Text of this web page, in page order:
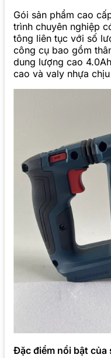
Gói sản phẩm cao
trình chuyên nghiệp
tông liên tục với số
công cụ bao gồm
dung lượng cao
cao và valy nhựa
Đặc điểm nổi bật của